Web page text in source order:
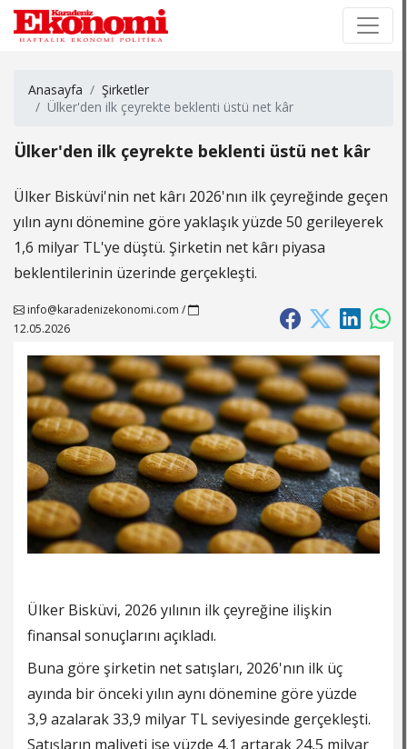
Anasayfa
Şirketler
Ülker'den ilk çeyrekte beklenti üstü net kâr
Ülker'den ilk çeyrekte beklenti üstü net kâr
Ülker Bisküvi'nin net kârı 2026'nın ilk çeyreğinde geçen
yılın aynı dönemine göre yaklaşık yüzde 50 gerileyerek
1,6 milyar TL'ye düştü. Şirketin net kârı piyasa
beklentilerinin üzerinde gerçekleşti.
info@karadenizekonomi.com /
12.05.2026
Ülker Bisküvi, 2026 yılının ilk çeyreğine ilişkin
finansal sonuçlarını açıkladı.
Buna göre şirketin net satışları, 2026'nın ilk üç
ayında bir önceki yılın aynı dönemine göre yüzde
3,9 azalarak 33,9 milyar TL seviyesinde gerçekleşti.
Satışların maliyeti ise yüzde 4,1 artarak 24,5 milyar
×
×